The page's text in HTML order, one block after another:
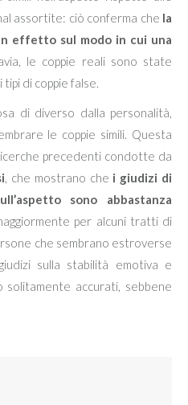
assortite: ciò conferma che la
effetto sul modo in cui una
le coppie reali sono state
di coppie false.
di diverso dalla personalità,
le coppie simili. Questa
precedenti condotte da
, che mostrano che i giudizi di
sono abbastanza
per alcuni tratti di
che sembrano estroverse
sulla stabilità emotiva e
solitamente accurati, sebbene